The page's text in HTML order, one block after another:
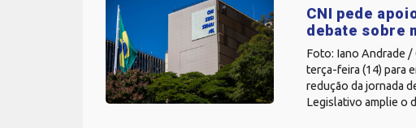
CNI pede
debate sobre
Foto: Iano Andrade /
terça-feira (14) para
redução da jornada
Legislativo amplie o